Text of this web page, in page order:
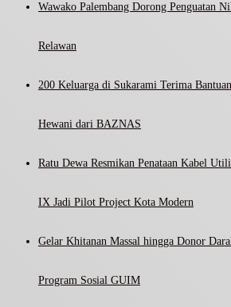
Wawako Palembang Dorong Penguatan
Relawan
200 Keluarga di Sukarami Terima
Hewani dari BAZNAS
Ratu Dewa Resmikan Penataan Kabel
IX Jadi Pilot Project Kota Modern
Gelar Khitanan Massal hingga Donor
Program Sosial GUIM